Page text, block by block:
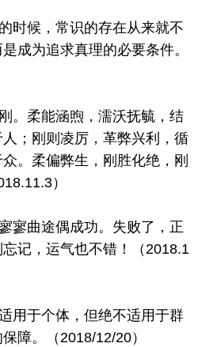
时候，常识的存在从来就不
成为追求真理的必要条件。
。柔能涵煦，濡沃抚毓，结
；刚则凌厉，革弊兴利，循
。柔偏弊生，刚胜化绝，刚
）
寥曲途偶成功。失败了，正
记，运气也不错！（2018.1
用于个体，但绝不适用于群
障。（2018/12/20）